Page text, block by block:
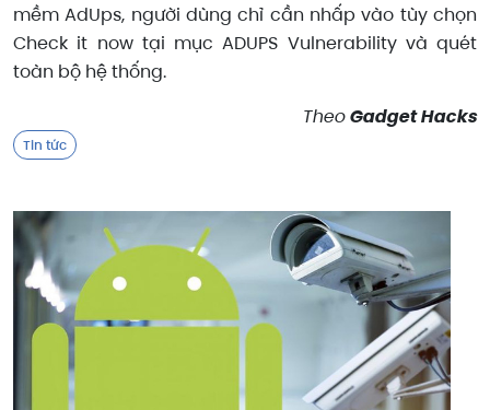
mềm AdUps, người dùng chỉ cần nhấp vào tùy chọn
Check it now tại mục ADUPS Vulnerability và quét
toàn bộ hệ thống.
Theo Gadget Hacks
Tin tức